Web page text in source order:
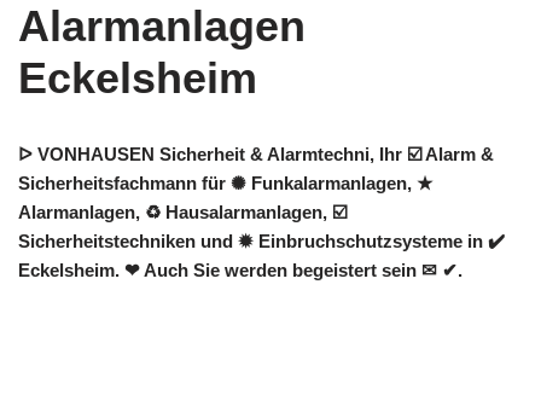
Alarmanlagen
Eckelsheim
ᐅ VONHAUSEN Sicherheit & Alarmtechni, Ihr ☑️ Alarm &
Sicherheitsfachmann für ✺ Funkalarmanlagen, ★
Alarmanlagen, ♻ Hausalarmanlagen, ☑️
Sicherheitstechniken und ✹ Einbruchschutzsysteme in ✔️
Eckelsheim. ❤ Auch Sie werden begeistert sein ✉ ✔.